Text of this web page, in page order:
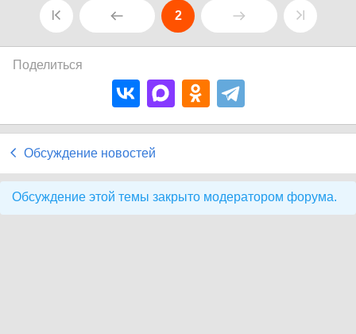
2
Поделиться
Обсуждение новостей
Обсуждение этой темы закрыто модератором форума.